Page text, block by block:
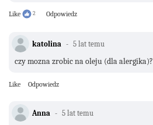
Like 2 Odpowiedz
katolina 5 lat temu
czy mozna zrobic na oleju (dla alergika)?
Like Odpowiedz
Anna 5 lat temu